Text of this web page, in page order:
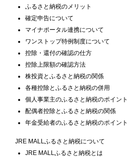
ふるさと納税のメリット
確定申告について
マイナポータル連携について
ワンストップ特例制度について
控除・還付の確認の仕方
控除上限額の確認方法
株投資とふるさと納税の関係
各種控除とふるさと納税の併用
個人事業主のふるさと納税のポイント
配偶者控除とふるさと納税の関係
年金受給者のふるさと納税のポイント
JRE MALLふるさと納税について
JRE MALLふるさと納税とは